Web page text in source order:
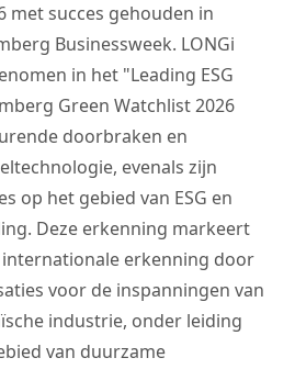
met succes gehouden in
Businessweek. LONGi
in het "Leading ESG
Green Watchlist 2026
doorbraken en
evenals zijn
op het gebied van ESG en
Deze erkenning markeert
erkenning door
voor de inspanningen van
industrie, onder leiding
van duurzame